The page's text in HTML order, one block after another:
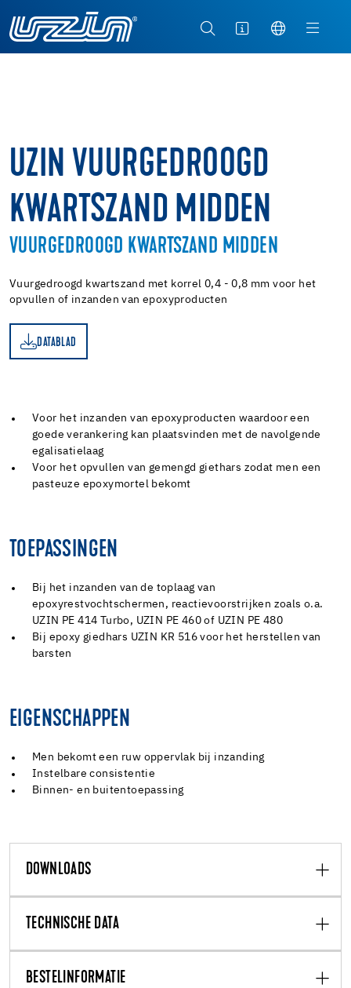
UZIN VUURGEDROOGD
KWARTSZAND MIDDEN
VUURGEDROOGD KWARTSZAND MIDDEN
Vuurgedroogd kwartszand met korrel 0,4 - 0,8 mm voor het
opvullen of inzanden van epoxyproducten
DATABLAD
Voor het inzanden van epoxyproducten waardoor een
goede verankering kan plaatsvinden met de navolgende
egalisatielaag
Voor het opvullen van gemengd giethars zodat men een
pasteuze epoxymortel bekomt
TOEPASSINGEN
Bij het inzanden van de toplaag van
epoxyrestvochtschermen, reactievoorstrijken zoals o.a.
UZIN PE 414 Turbo, UZIN PE 460 of UZIN PE 480
Bij epoxy giedhars UZIN KR 516 voor het herstellen van
barsten
EIGENSCHAPPEN
Men bekomt een ruw oppervlak bij inzanding
Instelbare consistentie
Binnen- en buitentoepassing
DOWNLOADS
TECHNISCHE DATA
BESTELINFORMATIE